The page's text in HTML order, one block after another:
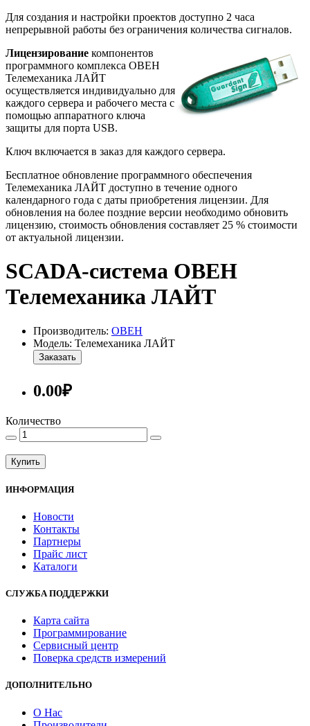
Для создания и настройки проектов доступно 2 часа
непрерывной работы без ограничения количества сигналов.
Лицензирование компонентов
программного комплекса ОВЕН
Телемеханика ЛАЙТ
осуществляется индивидуально для
каждого сервера и рабочего места с
помощью аппаратного ключа
защиты для порта USB.
Ключ включается в заказ для каждого сервера.
Бесплатное обновление программного обеспечения
Телемеханика ЛАЙТ доступно в течение одного
календарного года с даты приобретения лицензии. Для
обновления на более поздние версии необходимо обновить
лицензию, стоимость обновления составляет 25 % стоимости
от актуальной лицензии.
SCADA-система ОВЕН
Телемеханика ЛАЙТ
Производитель: ОВЕН
Модель: Телемеханика ЛАЙТ
Заказать
0.00₽
Количество
Купить
ИНФОРМАЦИЯ
Новости
Контакты
Партнеры
Прайс лист
Каталоги
СЛУЖБА ПОДДЕРЖКИ
Карта сайта
Программирование
Сервисный центр
Поверка средств измерений
ДОПОЛНИТЕЛЬНО
О Нас